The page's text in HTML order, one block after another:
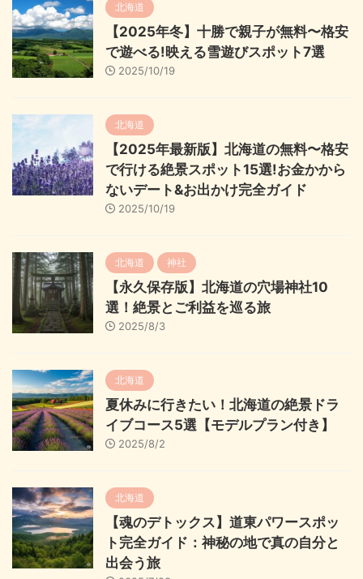
北海道
【2025年冬】十勝で親子が無料〜格安
で遊べる!映える雪遊びスポット7選
2025/10/19
北海道
【2025年最新版】北海道の無料〜格安
で行ける絶景スポット15選!お金かから
ないデート&お出かけ完全ガイド
2025/10/19
北海道 神社
【永久保存版】北海道の穴場神社10
選！絶景とご利益を巡る旅
2025/8/3
北海道
夏休みに行きたい！北海道の絶景ドラ
イブコース5選【モデルプラン付き】
2025/8/2
北海道
【魂のデトックス】道東パワースポッ
ト完全ガイド：神秘の地で真の自分と
出会う旅